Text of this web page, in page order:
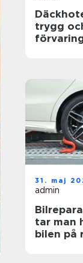
trygg
31. maj
admin
tar man
bilen på